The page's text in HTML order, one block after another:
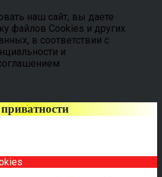
наш сайт, вы даете
файлов Cookies и других
в соответствии с
и